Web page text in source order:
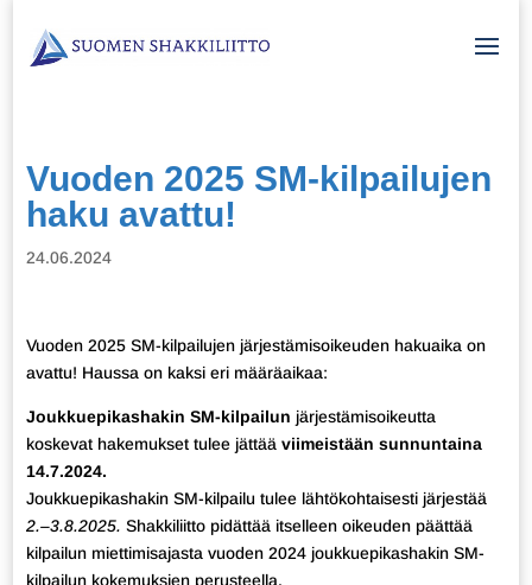
Vuoden 2025 SM-kilpailujen
haku avattu!
24.06.2024
Vuoden 2025 SM-kilpailujen järjestämisoikeuden hakuaika on
avattu! Haussa on kaksi eri määräaikaa:
Joukkuepikashakin SM-kilpailun järjestämisoikeutta
koskevat hakemukset tulee jättää viimeistään sunnuntaina
14.7.2024.
Joukkuepikashakin SM-kilpailu tulee lähtökohtaisesti järjestää
2.–3.8.2025. Shakkiliitto pidättää itselleen oikeuden päättää
kilpailun miettimisajasta vuoden 2024 joukkuepikashakin SM-
kilpailun kokemuksien perusteella.